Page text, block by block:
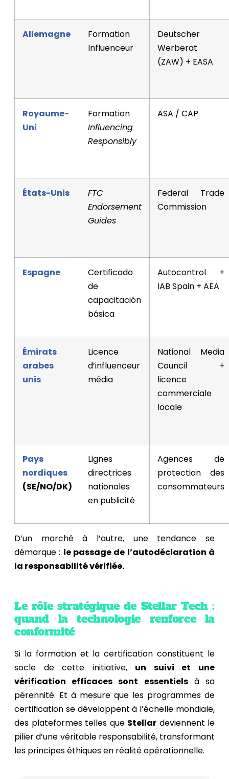
Allemagne
Formation
Influenceur
Deutscher
Werberat
(ZAW) + EASA
Royaume-
Uni
Formation
Influencing
Responsibly
ASA / CAP
États-Unis
FTC
Endorsement
Guides
Federal Trade
Commission
Espagne
Certificado
de
capacitación
básica
Autocontrol +
IAB Spain + AEA
Émirats
arabes
unis
Licence
d’influenceur
média
National Media
Council +
licence
commerciale
locale
Pays
nordiques
(SE/NO/DK)
Lignes
directrices
nationales
en publicité
Agences de
protection des
consommateurs
D’un marché à l’autre, une tendance se
démarque : le passage de l’autodéclaration à
la responsabilité vérifiée.
Le rôle stratégique de Stellar Tech :
quand la technologie renforce la
conformité
Si la formation et la certification constituent le
socle de cette initiative, un suivi et une
vérification efficaces sont essentielsà sa
pérennité. Et à mesure que les programmes de
certification se développent à l’échelle mondiale,
des plateformes telles que Stellar deviennent le
pilier d’une véritable responsabilité, transformant
les principes éthiques en réalité opérationnelle.